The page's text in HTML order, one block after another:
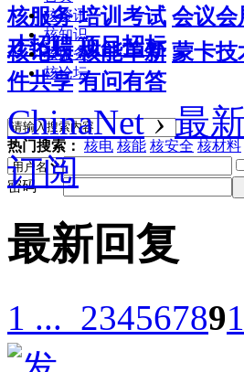
核服务 培训考试 会议会
才招聘 项目招标
核论坛 核能革新 蒙卡技
件共享 有问有答
热门搜索： 核电 核能 核安全 核材料
密码
核资讯
核知识
核服务
核论坛
ChinaNet › 最
订阅
最新回复
1 ... 23456789